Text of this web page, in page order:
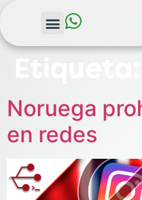
Noruega
en redes